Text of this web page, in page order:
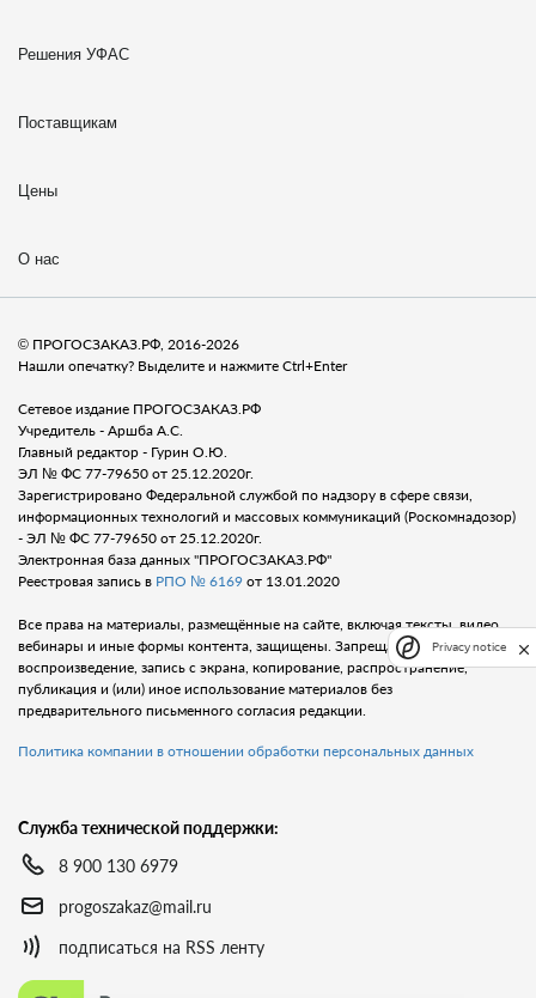
Решения УФАС
Поставщикам
Цены
О нас
© ПРОГОСЗАКАЗ.РФ, 2016-2026
Нашли опечатку? Выделите и нажмите Ctrl+Enter
Сетевое издание ПРОГОСЗАКАЗ.РФ
Учредитель - Аршба А.С.
Главный редактор - Гурин О.Ю.
ЭЛ № ФС 77-79650 от 25.12.2020г.
Зарегистрировано Федеральной службой по надзору в сфере связи,
информационных технологий и массовых коммуникаций (Роскомнадозор)
- ЭЛ № ФС 77-79650 от 25.12.2020г.
Электронная база данных "ПРОГОСЗАКАЗ.РФ"
Реестровая запись в РПО № 6169 от 13.01.2020
Все права на материалы, размещённые на сайте, включая тексты, видео,
вебинары и иные формы контента, защищены. Запрещается любое
воспроизведение, запись с экрана, копирование, распространение,
публикация и (или) иное использование материалов без
предварительного письменного согласия редакции.
Политика компании в отношении обработки персональных данных
Служба технической поддержки:
8 900 130 6979
progoszakaz@mail.ru
подписаться на RSS ленту
Privacy notice